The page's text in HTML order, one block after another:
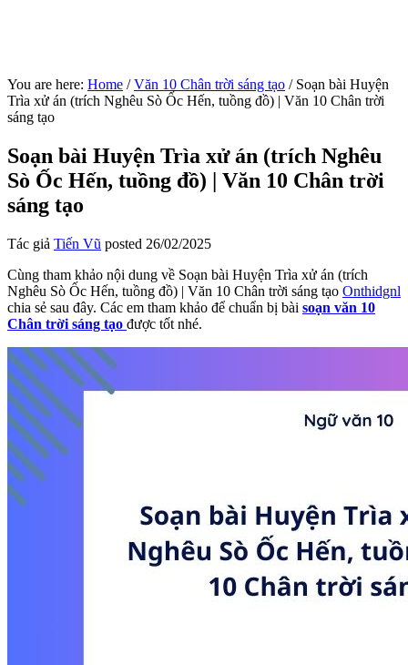
You are here: Home / Văn 10 Chân trời sáng tạo /Soạn bài Huyện
Trìa xử án (trích Nghêu Sò Ốc Hến, tuồng đồ) | Văn 10 Chân trời
sáng tạo
Soạn bài Huyện Trìa xử án (trích Nghêu
Sò Ốc Hến, tuồng đồ) | Văn 10 Chân trời
sáng tạo
Tác giả Tiến Vũ posted 26/02/2025
Cùng tham khảo nội dung về Soạn bài Huyện Trìa xử án (trích
Nghêu Sò Ốc Hến, tuồng đồ) | Văn 10 Chân trời sáng tạo Onthidgnl
chia sẻ sau đây. Các em tham khảo để chuẩn bị bài soạn văn 10
Chân trời sáng tạo được tốt nhé.